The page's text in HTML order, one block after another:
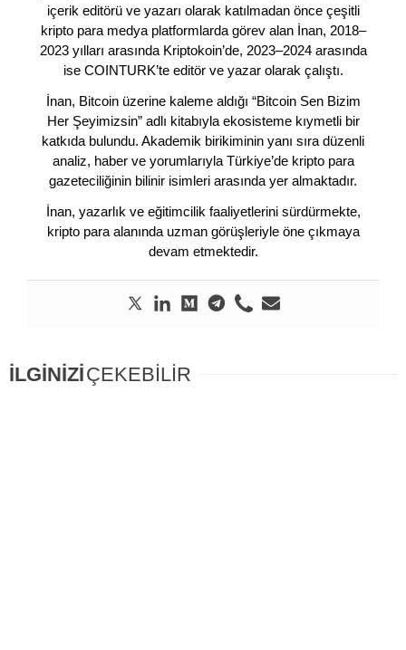
içerik editörü ve yazarı olarak katılmadan önce çeşitli
kripto para medya platformlarda görev alan İnan, 2018–
2023 yılları arasında Kriptokoin’de, 2023–2024 arasında
ise COINTURK’te editör ve yazar olarak çalıştı.
İnan, Bitcoin üzerine kaleme aldığı “Bitcoin Sen Bizim
Her Şeyimizsin” adlı kitabıyla ekosisteme kıymetli bir
katkıda bulundu. Akademik birikiminin yanı sıra düzenli
analiz, haber ve yorumlarıyla Türkiye’de kripto para
gazeteciliğinin bilinir isimleri arasında yer almaktadır.
İnan, yazarlık ve eğitimcilik faaliyetlerini sürdürmekte,
kripto para alanında uzman görüşleriyle öne çıkmaya
devam etmektedir.
İLGİNİZİÇEKEBİLİR